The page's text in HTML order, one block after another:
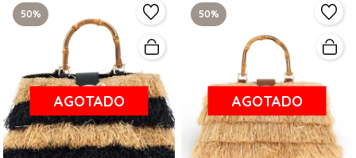
50%
AGOTADO
50%
AGOTADO